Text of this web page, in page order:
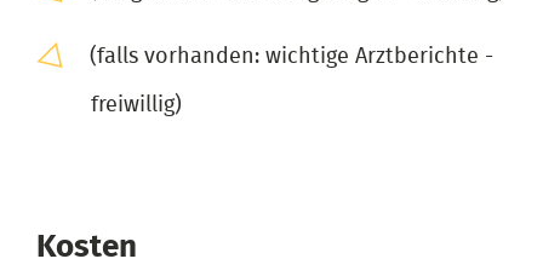
(falls vorhanden: wichtige Arztberichte -
freiwillig)
Kosten